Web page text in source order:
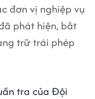
đơn vị nghiệp vụ
phát hiện, bắt
trữ trái phép
tra của Đội